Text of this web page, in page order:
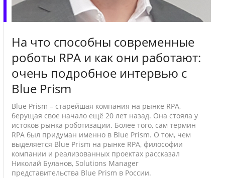
На что способны современные
роботы RPA и как они работают:
очень подробное интервью с
Blue Prism
Blue Prism – старейшая компания на рынке RPA,
берущая свое начало ещё 20 лет назад. Она стояла у
истоков рынка роботизации. Более того, сам термин
RPA был придуман именно в Blue Prism. О том, чем
выделяется Blue Prism на рынке RPA, философии
компании и реализованных проектах рассказал
Николай Буланов, Solutions Manager
представительства Blue Prism в России.